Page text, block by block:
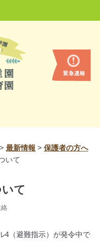
> 最新情報 > 保護者の方へ
いて
て
4（避難指示）が発令中で